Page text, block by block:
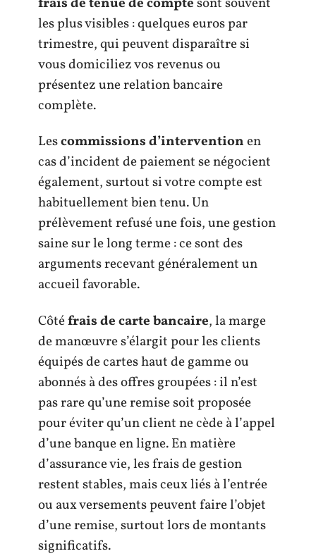
les plus visibles : quelques euros par
trimestre, qui peuvent disparaître si
vous domiciliez vos revenus ou
présentez une relation bancaire
complète.
Lescommissions d’interventionen
cas d’incident de paiement se négocient
également, surtout si votre compte est
habituellement bien tenu. Un
prélèvement refusé une fois, une gestion
saine sur le long terme : ce sont des
arguments recevant généralement un
accueil favorable.
Côtéfrais de carte bancaire, la marge
de manœuvre s’élargit pour les clients
équipés de cartes haut de gamme ou
abonnés à des offres groupées : il n’est
pas rare qu’une remise soit proposée
pour éviter qu’un client ne cède à l’appel
d’une banque en ligne. En matière
d’assurance vie, les frais de gestion
restent stables, mais ceux liés à l’entrée
ou aux versements peuvent faire l’objet
d’une remise, surtout lors de montants
significatifs.